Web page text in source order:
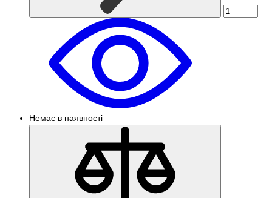
Немає в наявності